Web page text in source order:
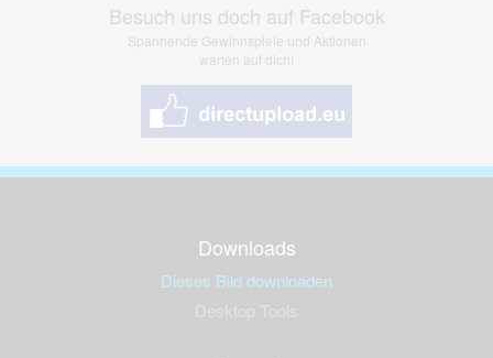
Besuch uns doch auf Facebook
Spannende Gewinnspiele und Aktionen
warten auf dich!
Downloads
Dieses Bild downloaden